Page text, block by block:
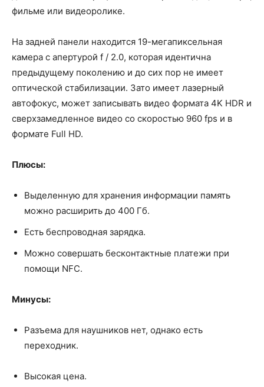
фильме или видеоролике.
На задней панели находится 19-мегапиксельная
камера с апертурой f / 2.0, которая идентична
предыдущему поколению и до сих пор не имеет
оптической стабилизации. Зато имеет лазерный
автофокус, может записывать видео формата 4K HDR и
сверхзамедленное видео со скоростью 960 fps и в
формате Full HD.
Плюсы:
Выделенную для хранения информации память
можно расширить до 400 Гб.
Есть беспроводная зарядка.
Можно совершать бесконтактные платежи при
помощи NFC.
Минусы:
Разъема для наушников нет, однако есть
переходник.
Высокая цена.